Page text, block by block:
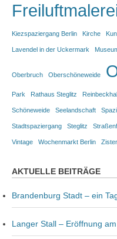
Kiezspaziergang Berlin Kirche
Lavendel in der Uckermark
Oberbruch Oberschöneweide
Park Rathaus Steglitz
Schöneweide Seelandschaft
Stadtspaziergang Steglitz
Vintage Wochenmarkt Berlin
AKTUELLE BEITRÄGE
Brandenburg Stadt – ein
Langer Stall – Eröffnung